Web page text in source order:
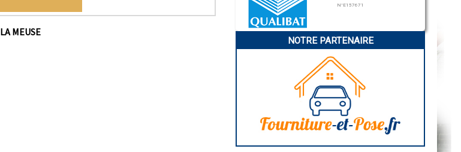
LA MEUSE
N°E157671
NOTRE PARTENAIRE